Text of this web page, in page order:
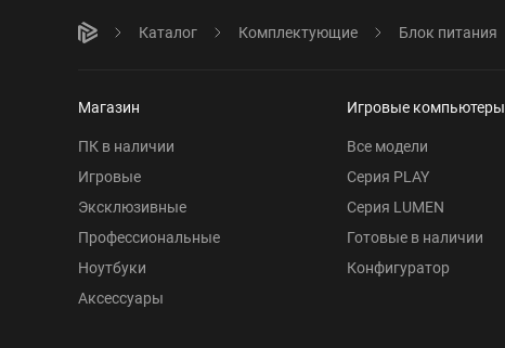
Каталог Комплектующие Блок питания
Магазин
ПК в наличии
Игровые
Эксклюзивные
Профессиональные
Ноутбуки
Аксессуары
Игровые компьютеры
Все модели
Серия PLAY
Серия LUMEN
Готовые в наличии
Конфигуратор